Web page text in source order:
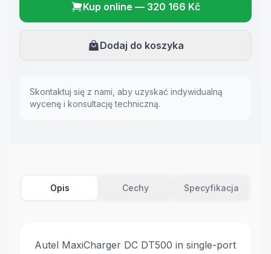
Kup online — 320 166 Kč
Dodaj do koszyka
Skontaktuj się z nami, aby uzyskać indywidualną
wycenę i konsultację techniczną.
Opis Cechy Specyfikacja
Autel MaxiCharger DC DT500 in single-port